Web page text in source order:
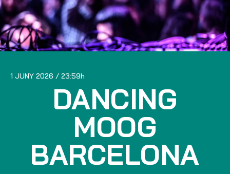
1 JUNY 2026 23:59
DANCING
MOOG
BARCELONA